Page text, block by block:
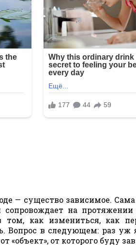
— существо зависимое.
на
как измениться, как
Вопрос в следующем: раз уж
«объект», от которого буду